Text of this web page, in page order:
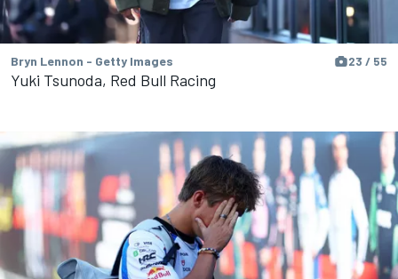
Bryn Lennon - Getty Images 23 / 55
Yuki Tsunoda, Red Bull Racing